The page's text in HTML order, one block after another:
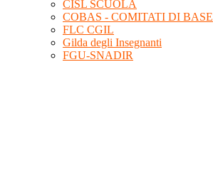
CISL SCUOLA
COBAS - COMITATI DI BASE
FLC CGIL
Gilda degli Insegnanti
FGU-SNADIR